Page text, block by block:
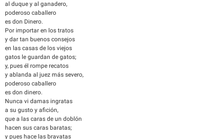
al duque y al ganadero,
poderoso caballero
es don Dinero.
Por importar en los tratos
y dar tan buenos consejos
en las casas de los viejos
gatos le guardan de gatos;
y, pues él rompe recatos
y ablanda al juez más severo,
poderoso caballero
es don dinero.
Nunca vi damas ingratas
a su gusto y afición,
que a las caras de un doblón
hacen sus caras baratas;
y pues hace las bravatas